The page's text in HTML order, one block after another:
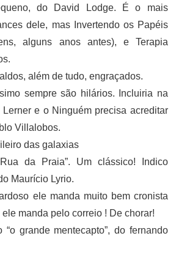
do David Lodge. É o mais
dele, mas Invertendo os Papéis
alguns anos antes), e Terapia
além de tudo, engraçados.
sempre são hilários. Incluiria na
Lerner e o Ninguém precisa acreditar
Villalobos.
das galaxias
da Praia”. Um clássico! Indico
Maurício Lyrio.
ele manda muito bem cronista
manda pelo correio ! De chorar!
grande mentecapto”, do fernando